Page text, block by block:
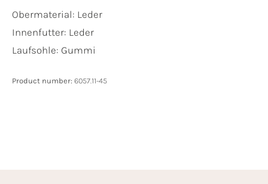
Obermaterial: Leder
Innenfutter: Leder
Laufsohle: Gummi
Product number: 6057.11-45